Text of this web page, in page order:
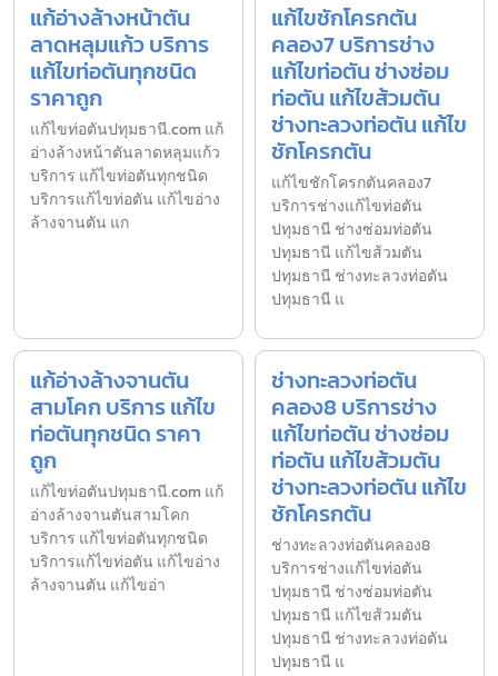
แก้อ่างล้างหน้าตัน
ลาดหลุมแก้ว บริการ
แก้ไขท่อตันทุกชนิด
ราคาถูก
แก้ไขท่อตันปทุมธานี.com แก้
อ่างล้างหน้าตันลาดหลุมแก้ว
บริการ แก้ไขท่อตันทุกชนิด
บริการแก้ไขท่อตัน แก้ไขอ่าง
ล้างจานตัน แก
แก้ไขชักโครกตัน
คลอง7 บริการช่าง
แก้ไขท่อตัน ช่างซ่อม
ท่อตัน แก้ไขส้วมตัน
ช่างทะลวงท่อตัน แก้ไข
ชักโครกตัน
แก้ไขชักโครกตันคลอง7
บริการช่างแก้ไขท่อตัน
ปทุมธานี ช่างซ่อมท่อตัน
ปทุมธานี แก้ไขส้วมตัน
ปทุมธานี ช่างทะลวงท่อตัน
ปทุมธานี แ
แก้อ่างล้างจานตัน
สามโคก บริการ แก้ไข
ท่อตันทุกชนิด ราคา
ถูก
แก้ไขท่อตันปทุมธานี.com แก้
อ่างล้างจานตันสามโคก
บริการ แก้ไขท่อตันทุกชนิด
บริการแก้ไขท่อตัน แก้ไขอ่าง
ล้างจานตัน แก้ไขอ่า
ช่างทะลวงท่อตัน
คลอง8 บริการช่าง
แก้ไขท่อตัน ช่างซ่อม
ท่อตัน แก้ไขส้วมตัน
ช่างทะลวงท่อตัน แก้ไข
ชักโครกตัน
ช่างทะลวงท่อตันคลอง8
บริการช่างแก้ไขท่อตัน
ปทุมธานี ช่างซ่อมท่อตัน
ปทุมธานี แก้ไขส้วมตัน
ปทุมธานี ช่างทะลวงท่อตัน
ปทุมธานี แ